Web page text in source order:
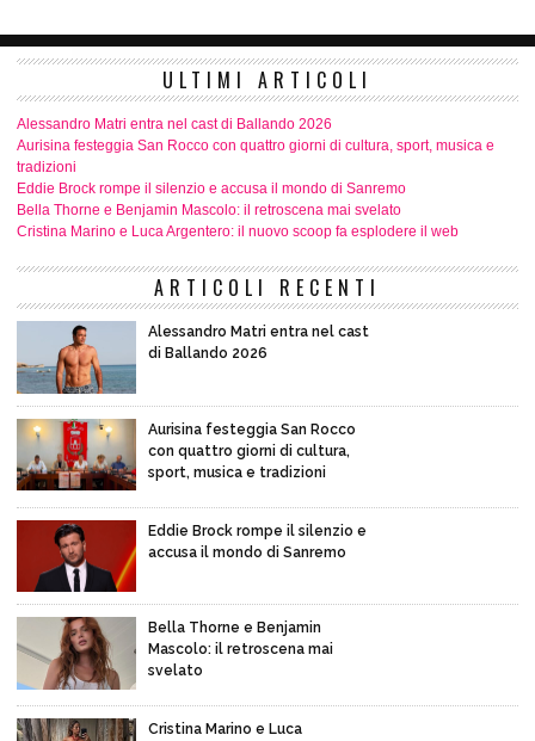
ULTIMI ARTICOLI
Alessandro Matri entra nel cast di Ballando 2026
Aurisina festeggia San Rocco con quattro giorni di cultura, sport, musica e
tradizioni
Eddie Brock rompe il silenzio e accusa il mondo di Sanremo
Bella Thorne e Benjamin Mascolo: il retroscena mai svelato
Cristina Marino e Luca Argentero: il nuovo scoop fa esplodere il web
ARTICOLI RECENTI
Alessandro Matri entra nel cast
di Ballando 2026
Aurisina festeggia San Rocco
con quattro giorni di cultura,
sport, musica e tradizioni
Eddie Brock rompe il silenzio e
accusa il mondo di Sanremo
Bella Thorne e Benjamin
Mascolo: il retroscena mai
svelato
Cristina Marino e Luca